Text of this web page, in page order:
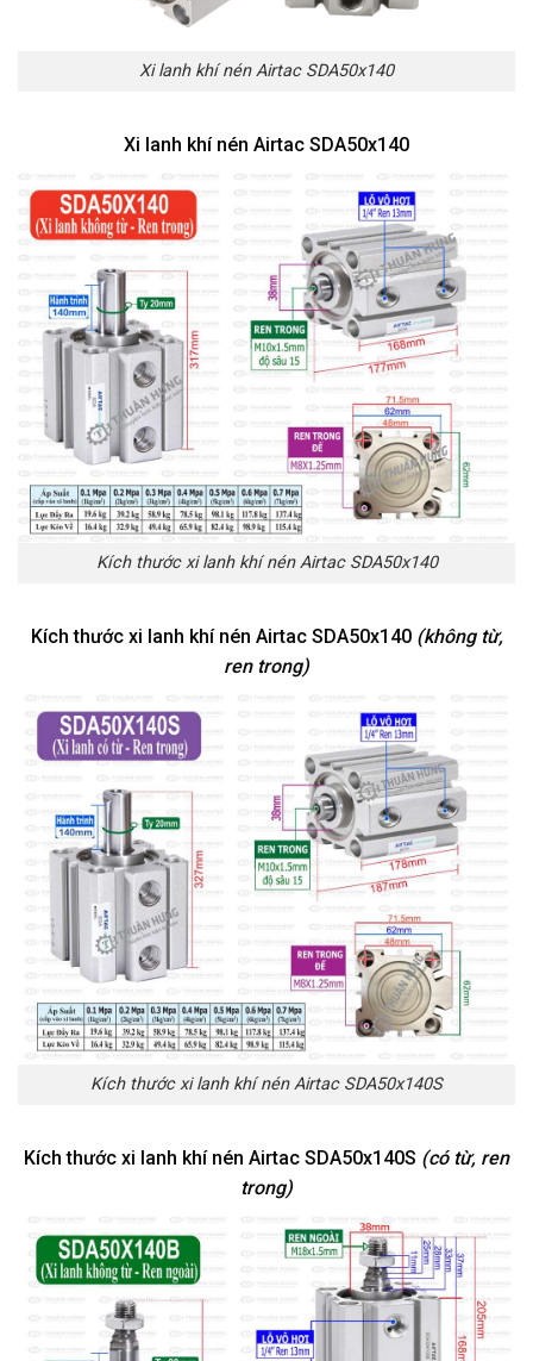
Xi lanh khí nén Airtac SDA50x140
Xi lanh khí nén Airtac SDA50x140
Kích thước xi lanh khí nén Airtac SDA50x140
Kích thước xi lanh khí nén Airtac SDA50x140 (không từ,
ren trong)
Kích thước xi lanh khí nén Airtac SDA50x140S
Kích thước xi lanh khí nén Airtac SDA50x140S (có từ, ren
trong)